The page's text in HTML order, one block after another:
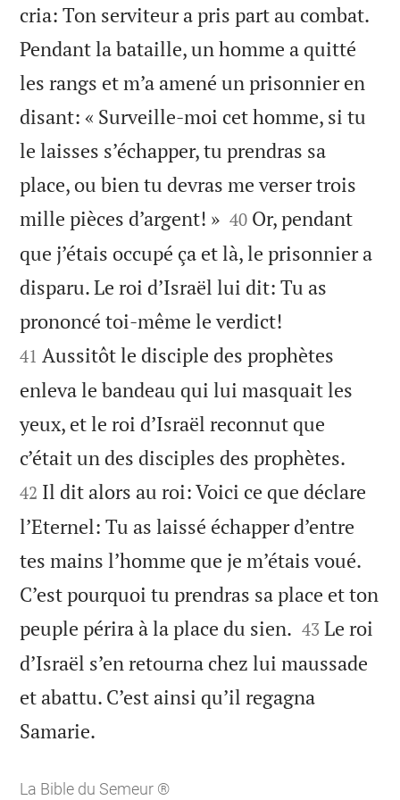
cria: Ton serviteur a pris part au combat.
Pendant la bataille, un homme a quitté
les rangs et m’a amené un prisonnier en
disant: « Surveille-moi cet homme, si tu
le laisses s’échapper, tu prendras sa
place, ou bien tu devras me verser trois
mille pièces d’argent! »
40 Or, pendant
que j’étais occupé ça et là, le prisonnier a
disparu. Le roi d’Israël lui dit: Tu as
prononcé toi-même le verdict!
41 Aussitôt le disciple des prophètes
enleva le bandeau qui lui masquait les
yeux, et le roi d’Israël reconnut que
c’était un des disciples des prophètes.
42 Il dit alors au roi: Voici ce que déclare
l’Eternel: Tu as laissé échapper d’entre
tes mains l’homme que je m’étais voué.
C’est pourquoi tu prendras sa place et ton
peuple périra à la place du sien. 

43 Le roi
d’Israël s’en retourna chez lui maussade
et abattu. C’est ainsi qu’il regagna
Samarie.
La Bible du Semeur ®